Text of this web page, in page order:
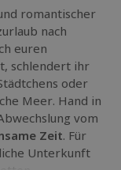
romantischer
nach
euren
schlendert ihr
oder
Meer. Hand in
vom
Zeit. Für
Unterkunft